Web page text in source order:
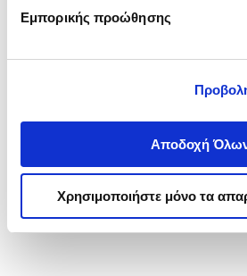
Εμπορικής προώθησης
Αποδοχή
Χρησιμοποιήστε μόνο τα